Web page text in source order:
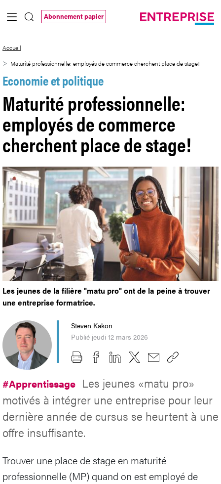
Saut au contenu principal
Abonnement papier
Accueil
Maturité professionnelle: employés de commerce cherchent place de stage!
Economie et politique
Maturité professionnelle:
employés de commerce
cherchent place de stage!
Les jeunes de la filière "matu pro" ont de la peine à trouver
une entreprise formatrice.
Steven Kakon
Publié jeudi 12 mars 2026
#Apprentissage Les jeunes «matu pro»
motivés à intégrer une entreprise pour leur
dernière année de cursus se heurtent à une
offre insuffisante.
Trouver une place de stage en maturité
professionnelle (MP) quand on est employé de